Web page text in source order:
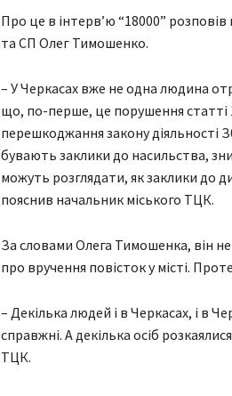
Про це в інтерв’ю “18000”
та СП Олег Тимошенко.
– У Черкасах вже не одна людина
що, по-перше, це порушення статті
перешкоджання закону діяльності
бувають заклики до насильства,
можуть розглядати, як заклики до
пояснив начальник міського ТЦК.
За словами Олега Тимошенка, він
про вручення повісток у місті.
– Декілька людей і в Черкасах, і в
справжні. А декілька осіб
ТЦК.